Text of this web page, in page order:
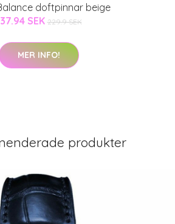
doftpinnar beige
SEK 229.9 SEK
MER INFO!
produkter